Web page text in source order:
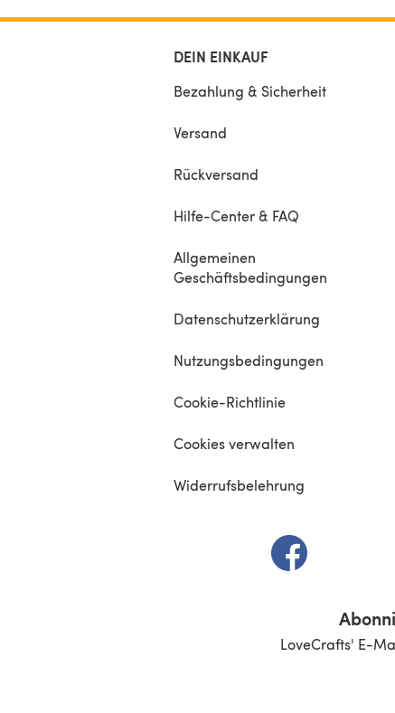
DEIN EINKAUF
Bezahlung & Sicherheit
Versand
Rückversand
Hilfe-Center & FAQ
Allgemeinen
Geschäftsbedingungen
Datenschutzerklärung
Nutzungsbedingungen
Cookie-Richtlinie
Cookies verwalten
Widerrufsbelehrung
(öffnet sich in
LoveCrafts' E-